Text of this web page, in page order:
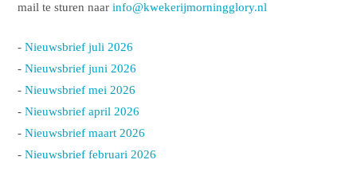
mail te sturen naarinfo@kwekerijmorningglory.nl
-Nieuwsbrief juli 2026
-Nieuwsbrief juni 2026
-Nieuwsbrief mei 2026
-Nieuwsbrief april 2026
-Nieuwsbrief maart 2026
-Nieuwsbrief februari 2026